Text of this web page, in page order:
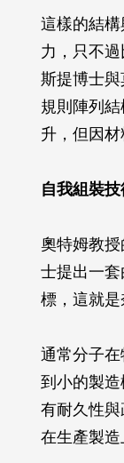
這樣的結
力，只不
斯提博士
規則陣列
升，但因材
自我組裝技
奧特姆教
士提出一
標，這就是
通常分子
到小的製
有耐久性
在生產製造